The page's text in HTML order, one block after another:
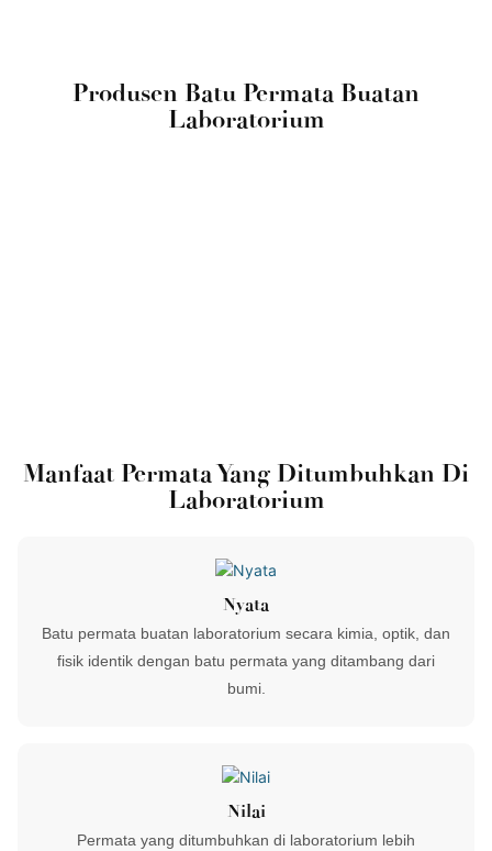
Produsen Batu Permata Buatan
Laboratorium
Manfaat Permata Yang Ditumbuhkan Di
Laboratorium
Nyata
Batu permata buatan laboratorium secara kimia, optik, dan
fisik identik dengan batu permata yang ditambang dari
bumi.
Nilai
Permata yang ditumbuhkan di laboratorium lebih